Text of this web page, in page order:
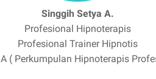
Singgih Setya A.
Profesional Hipnoterapis
Profesional Trainer Hipnotis
( Perkumpulan Hipnoterapis